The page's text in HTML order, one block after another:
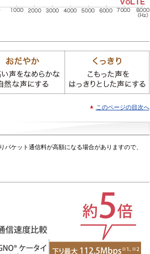
このページの目次へ
ケット通信料が高額になる場合がありますので、